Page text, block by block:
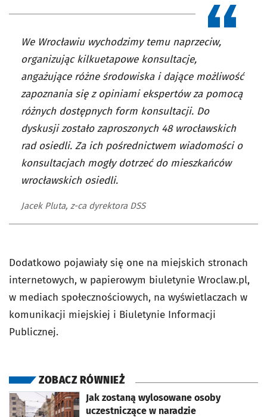
We Wrocławiu wychodzimy temu naprzeciw,
organizując kilkuetapowe konsultacje,
angażujące różne środowiska i dające możliwość
zapoznania się z opiniami ekspertów za pomocą
różnych dostępnych form konsultacji. Do
dyskusji zostało zaproszonych 48 wrocławskich
rad osiedli. Za ich pośrednictwem wiadomości o
konsultacjach mogły dotrzeć do mieszkańców
wrocławskich osiedli.
Jacek Pluta, z-ca dyrektora DSS
Dodatkowo pojawiały się one na miejskich stronach
internetowych, w papierowym biuletynie Wroclaw.pl,
w mediach społecznościowych, na wyświetlaczach w
komunikacji miejskiej i Biuletynie Informacji
Publicznej.
ZOBACZ RÓWNIEŻ
Jak zostaną wylosowane osoby
uczestniczące w naradzie
otworzy się w nowej karcie